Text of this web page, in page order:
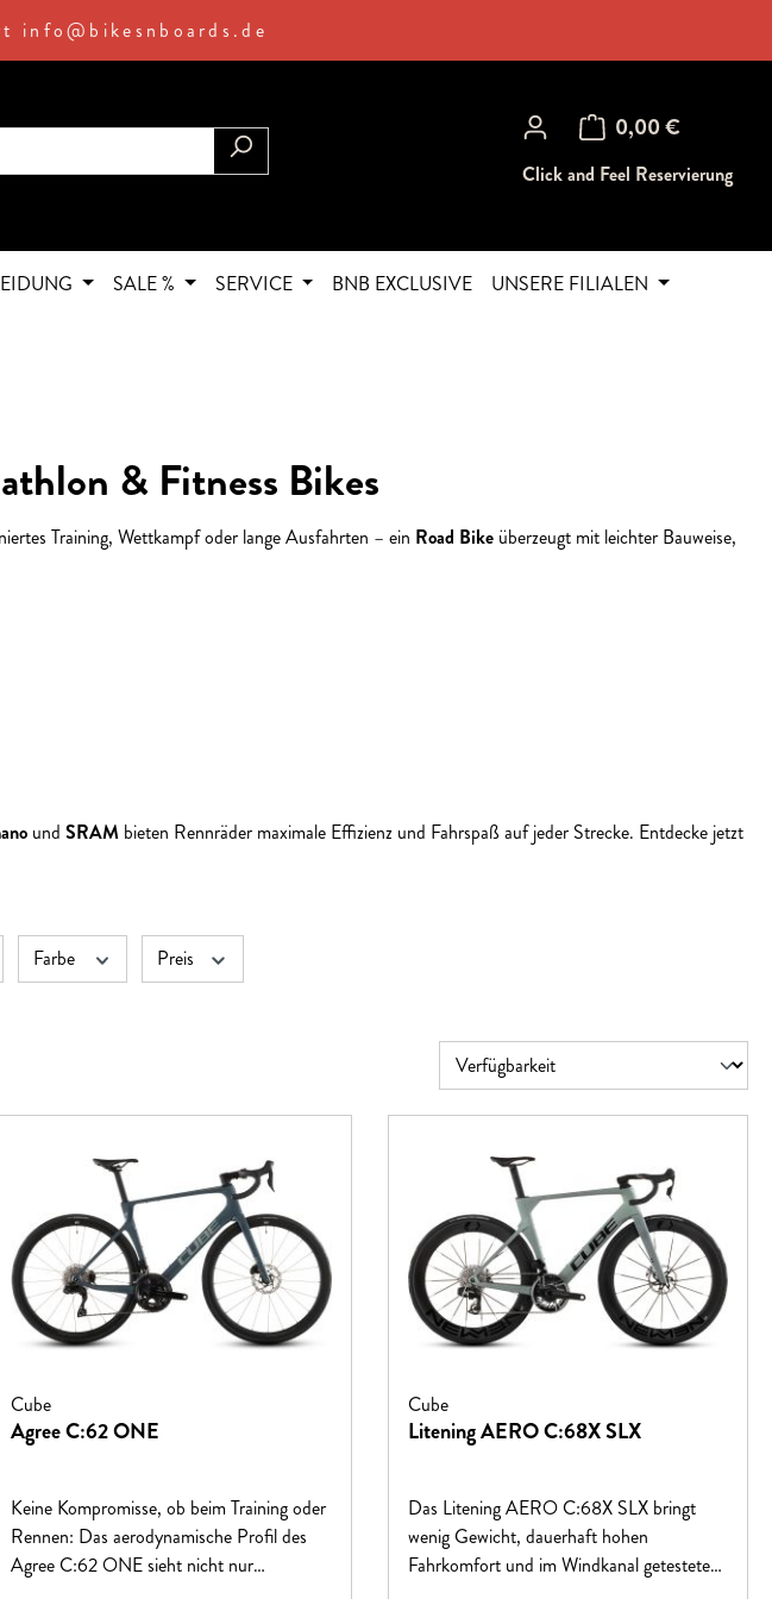
info@bikesnboards.de
0,00 €
Warenkorb enthält 0
Click and Feel Reservierung
SALE % SERVICE BNB EXCLUSIVE
UNSERE FILIALEN
& Fitness Bikes
Training, Wettkampf oder lange Ausfahrten – ein Road Bike überzeugt mit leichter Bauweise,
und SRAM bieten Rennräder maximale Effizienz und Fahrspaß auf jeder Strecke. Entdecke jetzt
Farbe Preis
Cube
Agree C:62 ONE
Keine Kompromisse, ob beim Training oder
Rennen: Das aerodynamische Profil des
Agree C:62 ONE sieht nicht nur
Cube
Litening AERO C:68X SLX
Das Litening AERO C:68X SLX bringt
wenig Gewicht, dauerhaft hohen
Fahrkomfort und im Windkanal getestete